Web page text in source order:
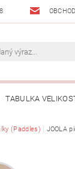
TABULKA
(Paddles) JOOLA